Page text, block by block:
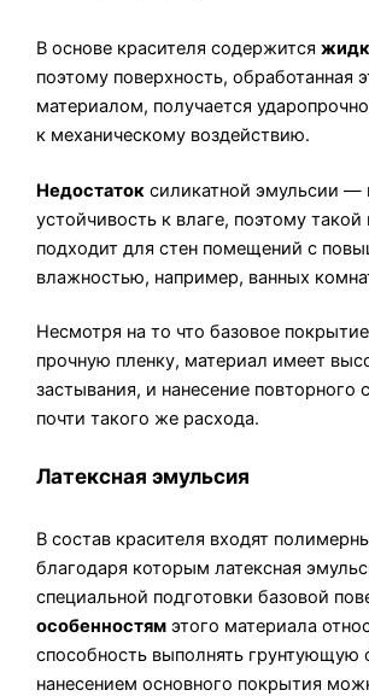
В основе красителя содержится
поэтому поверхность, обработанная
материалом, получается
к механическому воздействию.
Недостаток силикатной эмульсии —
устойчивость к влаге, поэтому такой
подходит для стен помещений с
влажностью, например, ванных
Несмотря на то что базовое
прочную пленку, материал имеет
застывания, и нанесение повторного
почти такого же расхода.
Латексная эмульсия
В состав красителя входят
благодаря которым латексная
специальной подготовки базовой
особенностям этого материала
способность выполнять грунтующую
нанесением основного покрытия